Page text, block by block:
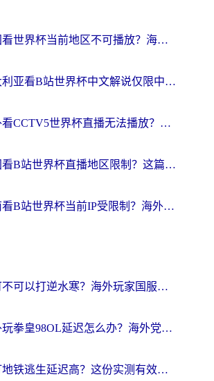
在美国看世界杯当前地区不可播放？海外党体育观赛终极指南来了！
在澳大利亚看B站世界杯中文解说仅限中国大陆？这篇指南帮你打破限制看遍赛事
在海外看CCTV5世界杯直播无法播放？这篇指南让你和国内球迷同步呐喊
在韩国看B站世界杯直播地区限制？这篇指南让你告别“当前地区不可播放”
在越南看B站世界杯当前IP受限制？海外党体育观赛终极指南来了
国外可不可以打逆水寒？海外玩家国服畅玩终极指南（附漫威荒野乱斗加速方案）
在国外玩拳皇98OL延迟怎么办？海外党亲测有效的低延迟指南
国外打地铁逃生延迟高？这份实测有效的低延迟指南帮你吃鸡